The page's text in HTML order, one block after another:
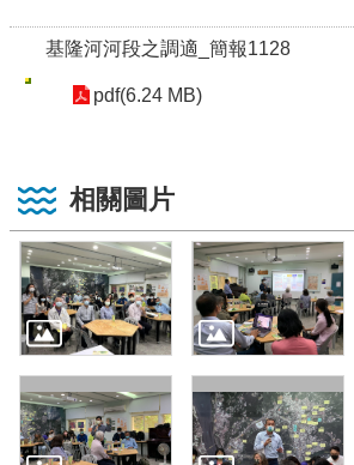
基隆河河段之調適_簡報1128
pdf(6.24 MB)
相關圖片